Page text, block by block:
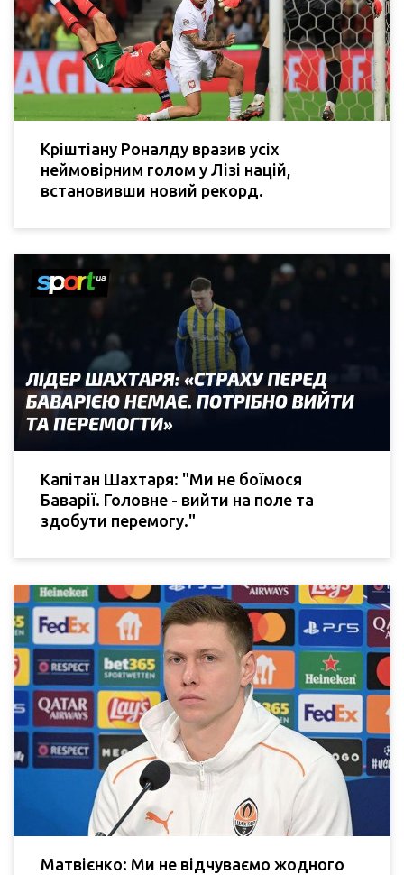
Кріштіану Роналду вразив усіх
неймовірним голом у Лізі націй,
встановивши новий рекорд.
Капітан Шахтаря: "Ми не боїмося
Баварії. Головне - вийти на поле та
здобути перемогу."
Матвієнко: Ми не відчуваємо жодного